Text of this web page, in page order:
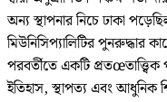
অন্য স্থাপনার নিচে ঢাকা
মিউনিসিপ্যালিটির পুনরুদ্ধার
পরবর্তীতে একটি
ইতিহাস, স্থাপত্য এবং আধুনিক